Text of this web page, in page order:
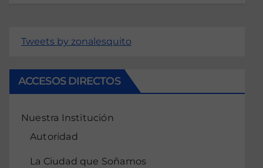
Tweets by zonalesquito
ACCESOS DIRECTOS
Nuestra Institución
Autoridad
La Ciudad que Soñamos